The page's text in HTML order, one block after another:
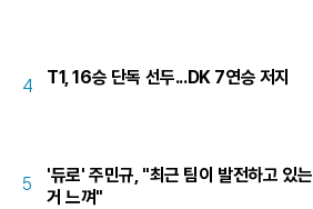
4 T1, 16승 단독 선두...DK 7연승 저지
5
'듀로' 주민규, "최근 팀이 발전하고 있는
거 느껴"